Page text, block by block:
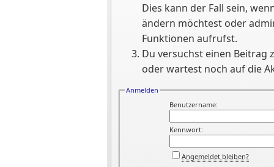
Dies kann der Fall sein,
ändern möchtest oder
Funktionen aufrufst.
Du versuchst einen Beitrag
oder wartest noch auf die
Anmelden
Benutzername:
Kennwort:
Angemeldet bleiben?